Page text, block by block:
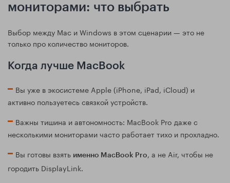
мониторами: что выбрать
Выбор между Mac и Windows в этом сценарии — это не
только про количество мониторов.
Когда лучше MacBook
Вы уже в экосистеме Apple (iPhone, iPad, iCloud) и
активно пользуетесь связкой устройств.
Важны тишина и автономность: MacBook Pro даже с
несколькими мониторами часто работает тихо и прохладно.
Вы готовы взять именно MacBook Pro, а не Air, чтобы не
городить DisplayLink.